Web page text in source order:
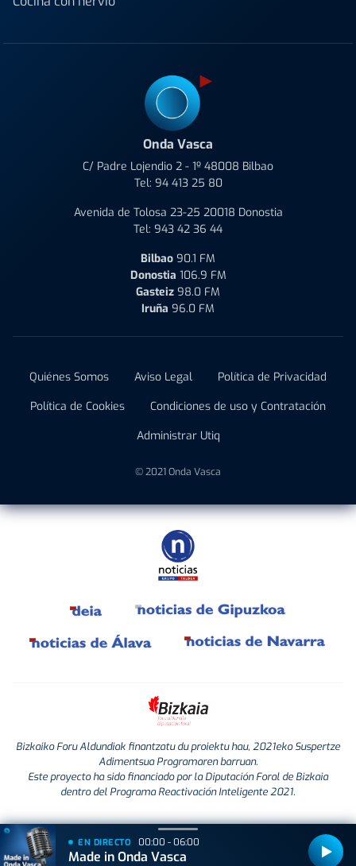
Onda Vasca
C/ Padre Lojendio 2 - 1º 48008 Bilbao
Tel: 94 413 25 80
Avenida de Tolosa 23-25 20018 Donostia
Tel: 943 42 36 44
Bilbao 90.1 FM
Donostia 106.9 FM
Gasteiz 98.0 FM
Iruña 96.0 FM
Quiénes Somos Aviso Legal
Política de Privacidad
Política de Cookies
Condiciones de uso y Contratación
Administrar Utiq
© 2021 Onda Vasca
Bizkaiko Foru Aldundiak finantzatu du proiektu hau, 2021eko Suspertze
Adimentsua Programaren barruan.
Este proyecto ha sido financiado por la Diputación Foral de Bizkaia
dentro del Programa Reactivación Inteligente 2021.
EN DIRECTO 00:00 - 06:00
Made in Onda Vasca